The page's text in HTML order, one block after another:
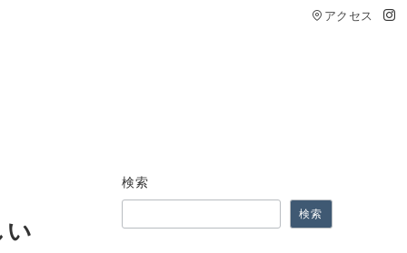
アクセス
い
検索
検索